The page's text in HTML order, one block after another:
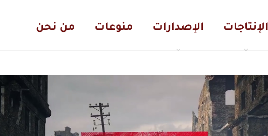
الإنتاجات الإصدارات منوعات من نحن